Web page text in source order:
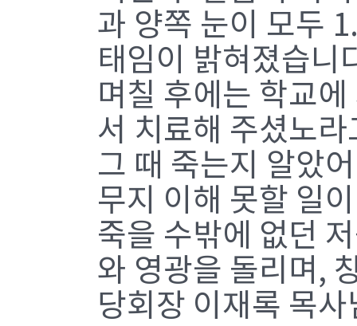
과 양쪽 눈이 모두
태임이 밝혀졌습니
며칠 후에는 학교
서 치료해 주셨노
그 때 죽는지 알았
무지 이해 못할 일
죽을 수밖에 없던
와 영광을 돌리며,
당회장 이재록 목